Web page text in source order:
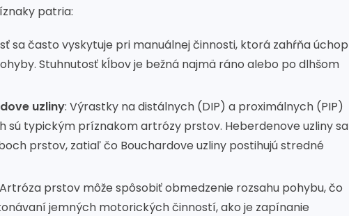
patria:
sa často vyskytuje pri manuálnej činnosti, ktorá zahŕňa úchop
Stuhnutosť kĺbov je bežná najmä ráno alebo po dlhšom
uzliny: Výrastky na distálnych (DIP) a proximálnych (PIP)
sú typickým príznakom artrózy prstov. Heberdenove uzliny sa
prstov, zatiaľ čo Bouchardove uzliny postihujú stredné
prstov môže spôsobiť obmedzenie rozsahu pohybu, čo
jemných motorických činností, ako je zapínanie